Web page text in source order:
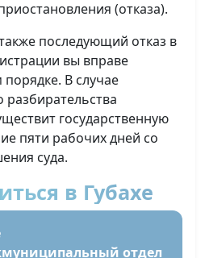
(отказа).
последующий отказ в
вы вправе
В случае
разбирательства
государственную
пяти рабочих дней со
суда.
в Губахе
отдел